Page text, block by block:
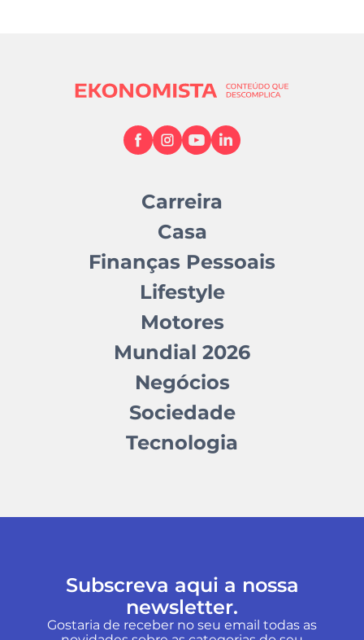
Carreira
Casa
Finanças Pessoais
Lifestyle
Motores
Mundial 2026
Negócios
Sociedade
Tecnologia
Subscreva aqui a nossa
newsletter.
Gostaria de receber no seu email todas as